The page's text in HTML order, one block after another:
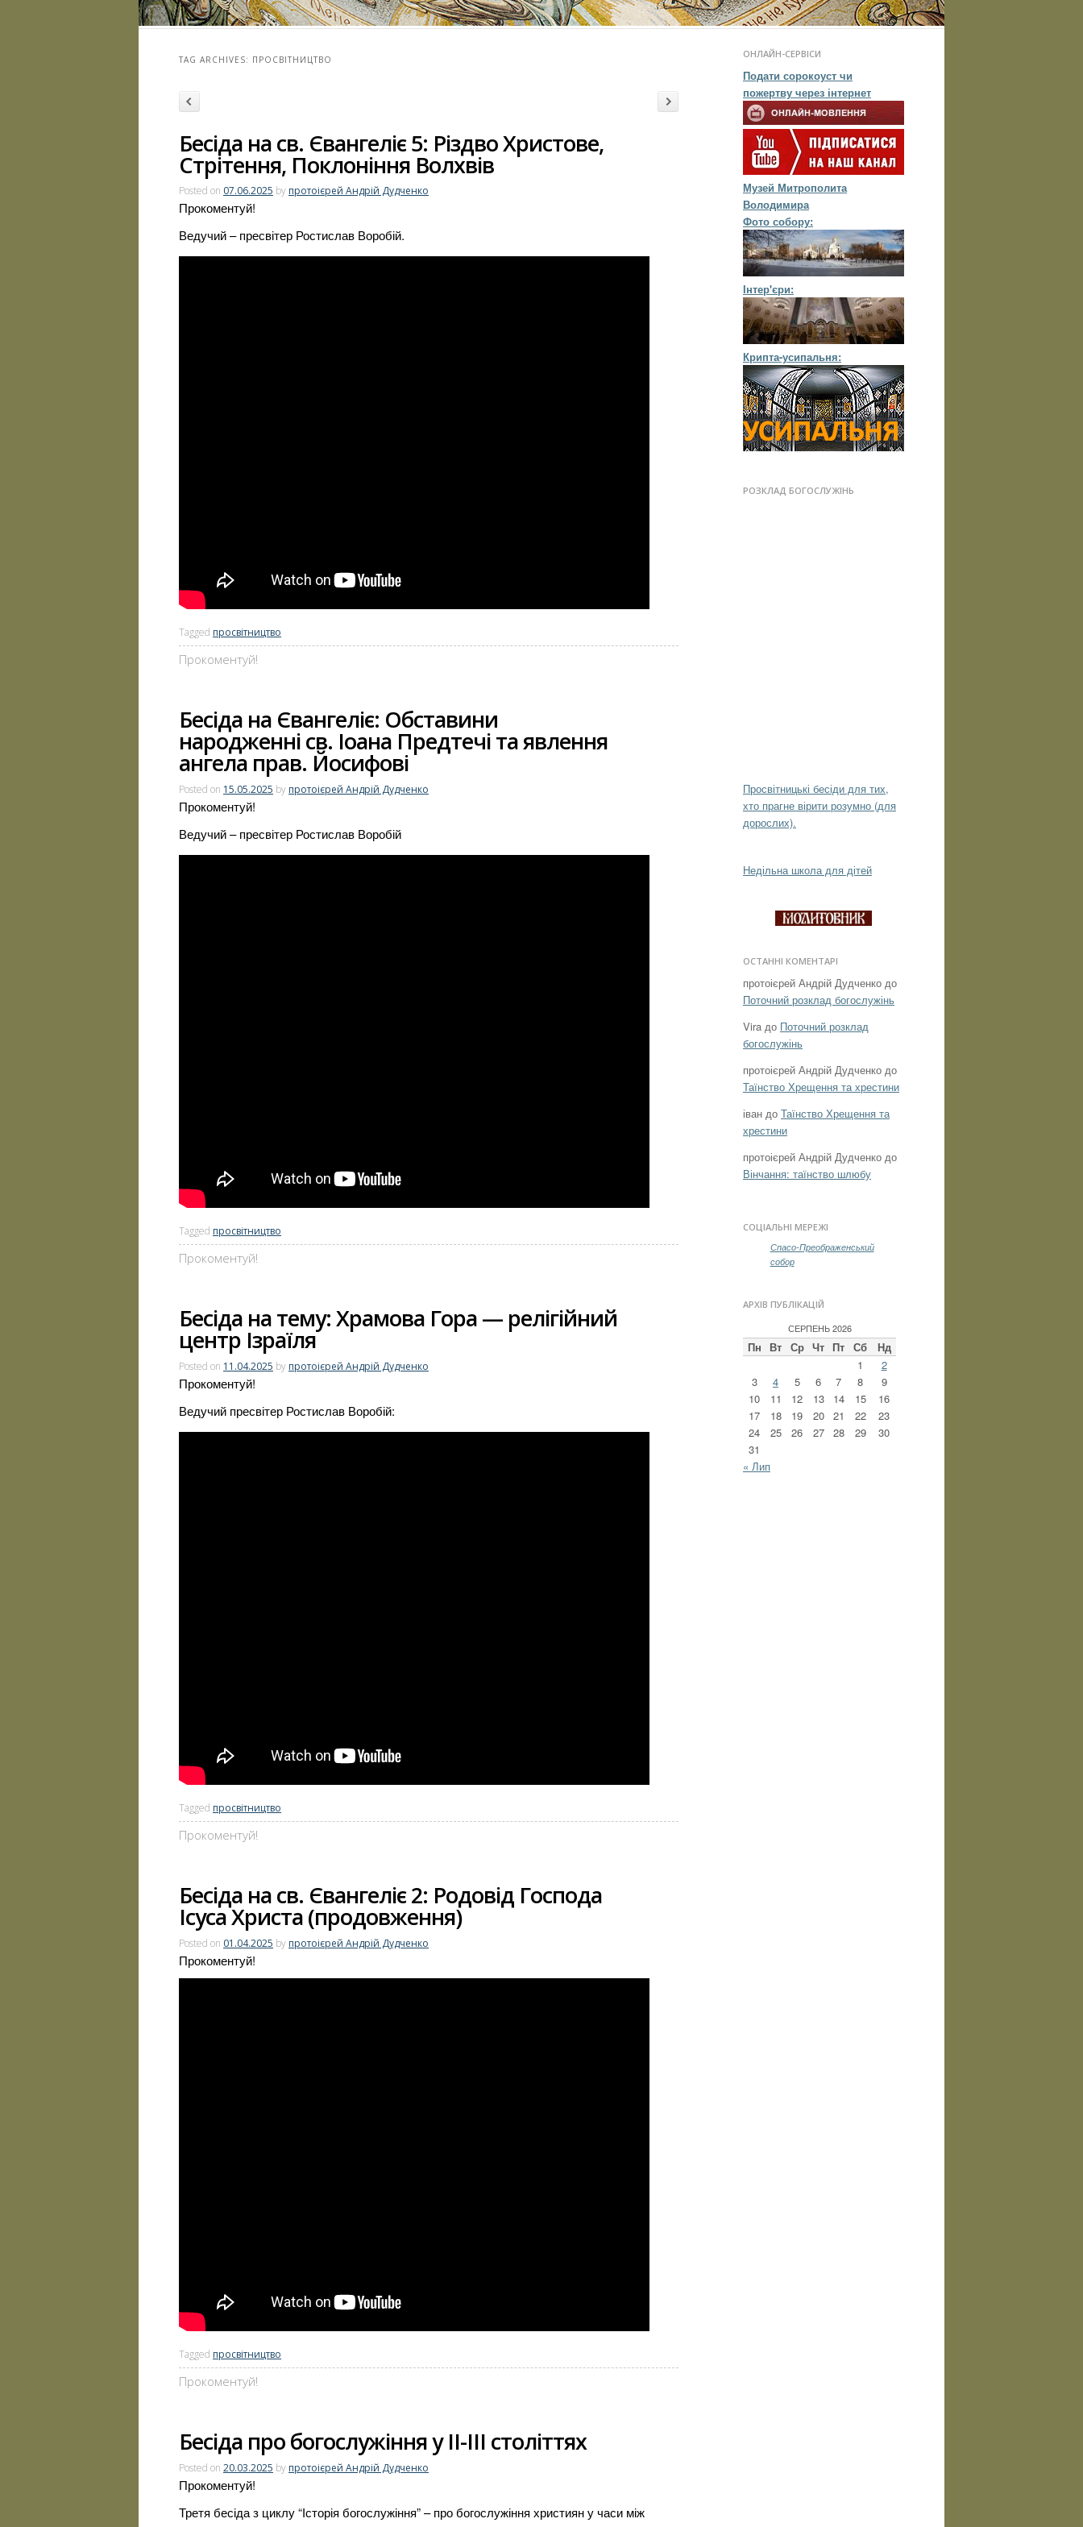
TAG ARCHIVES: ПРОСВІТНИЦТВО
Post navigation
posts
Бесіда на св. Євангеліє 5: Різдво Христове,
Стрітення, Поклоніння Волхвів
Posted on 07.06.2025 by протоієрей Андрій Дудченко
Прокоментуй!
Ведучий – пресвітер Ростислав Воробій.
Tagged просвітництво
Прокоментуй!
Бесіда на Євангеліє: Обставини
народженні св. Іоана Предтечі та явлення
ангела прав. Йосифові
Posted on 15.05.2025 by протоієрей Андрій Дудченко
Прокоментуй!
Ведучий – пресвітер Ростислав Воробій
Tagged просвітництво
Прокоментуй!
Бесіда на тему: Храмова Гора — релігійний
центр Ізраїля
Posted on 11.04.2025 by протоієрей Андрій Дудченко
Прокоментуй!
Ведучий пресвітер Ростислав Воробій:
Tagged просвітництво
Прокоментуй!
Бесіда на св. Євангеліє 2: Родовід Господа
Ісуса Христа (продовження)
Posted on 01.04.2025 by протоієрей Андрій Дудченко
Прокоментуй!
Tagged просвітництво
Прокоментуй!
Бесіда про богослужіння у ІІ-ІІІ століттях
Posted on 20.03.2025 by протоієрей Андрій Дудченко
Прокоментуй!
Третя бесіда з циклу “Історія богослужіння” – про богослужіння християн у часи між
ОНЛАЙН-СЕРВІСИ
Подати сорокоуст чи
пожертву через інтернет
Музей Митрополита
Володимира
Фото собору:
Інтер'єри:
Крипта-усипальня:
РОЗКЛАД БОГОСЛУЖІНЬ
Просвітницькі бесіди для тих,
хто прагне вірити розумно (для
дорослих).
Недільна школа для дітей
ОСТАННІ КОМЕНТАРІ
протоієрей Андрій Дудченко до
Поточний розклад богослужінь
Vira до Поточний розклад
богослужінь
протоієрей Андрій Дудченко до
Таїнство Хрещення та хрестини
іван до Таїнство Хрещення та
хрестини
протоієрей Андрій Дудченко до
Вінчання: таїнство шлюбу
СОЦІАЛЬНІ МЕРЕЖІ
Спасо-Преображенський
собор
АРХІВ ПУБЛІКАЦІЙ
СЕРПЕНЬ 2026
Пн Вт Ср Чт Пт Сб
Нд
1
2
3
4 5 6 7 8
9
10
11 12 13 14 15
16
17
18 19 20 21 22
23
24
25 26 27 28 29
30
31
« Лип